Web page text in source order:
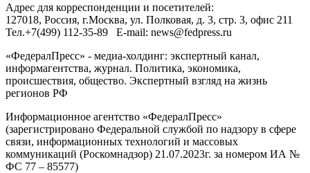
Адрес для корреспонденции и посетителей:
127018, Россия, г.Москва, ул. Полковая, д. 3, стр. 3, офис 211
Тел.+7(499) 112-35-89 E-mail: news@fedpress.ru
«ФедералПресс» - медиа-холдинг: экспертный канал,
информагентства, журнал. Политика, экономика,
происшествия, общество. Экспертный взгляд на жизнь
регионов РФ
Информационное агентство «ФедералПресс»
(зарегистрировано Федеральной службой по надзору в сфере
связи, информационных технологий и массовых
коммуникаций (Роскомнадзор) 21.07.2023г. за номером ИА №
ФС 77 – 85577)